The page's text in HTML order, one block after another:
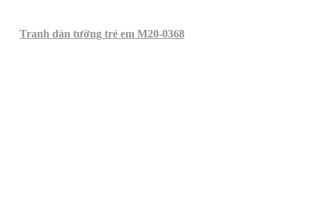
Tranh dán tường trẻ em M20-0368